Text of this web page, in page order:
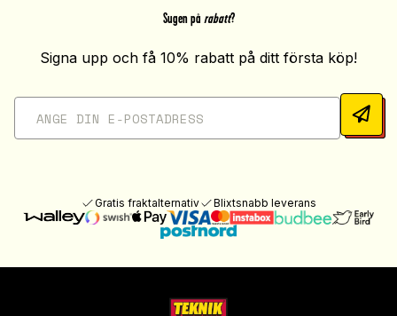
Sugen på rabatt?
Signa upp och få 10% rabatt på ditt första köp!
Gratis fraktalternativ Blixtsnabb leverans